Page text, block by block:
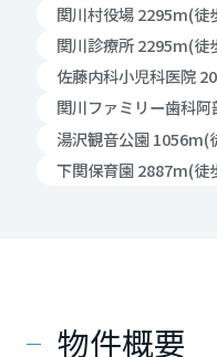
関川村役場 2295m(徒
関川診療所 2295m(徒
佐藤内科小児科医院
関川ファミリー歯科
湯沢観音公園 1056m(
下関保育園 2887m(徒
物件概要